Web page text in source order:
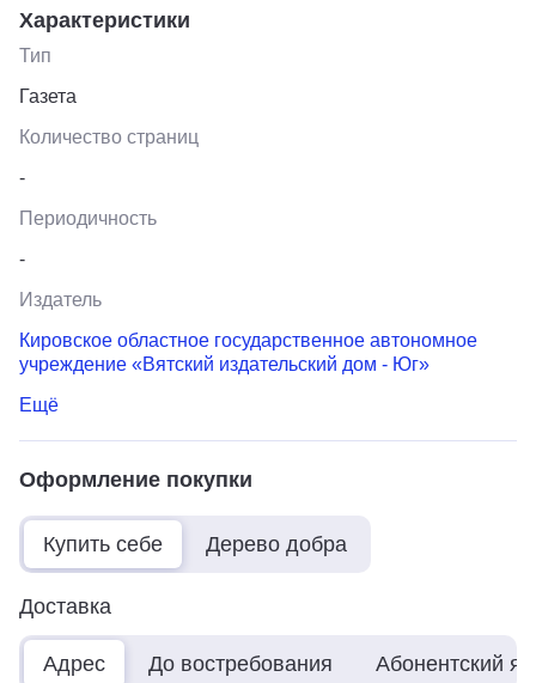
Характеристики
Тип
Газета
Количество страниц
-
Периодичность
-
Издатель
Кировское областное государственное автономное
учреждение «Вятский издательский дом - Юг»
Ещё
Оформление покупки
Купить себе Дерево добра
Доставка
Адрес До востребования Абонентский